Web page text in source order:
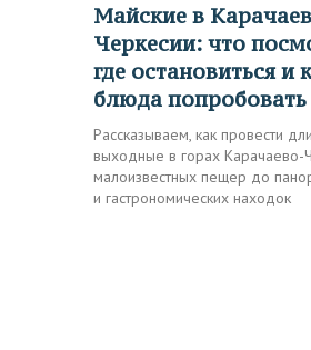
Майские в Карачаево-
Черкесии: что
где остановиться и
блюда попробовать
Рассказываем, как провести
выходные в горах Карачаево-
малоизвестных пещер до
и гастрономических находок